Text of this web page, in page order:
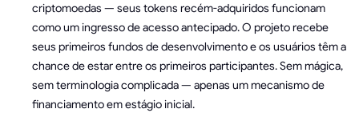
criptomoedas — seus tokens recém-adquiridos funcionam
como um ingresso de acesso antecipado. O projeto recebe
seus primeiros fundos de desenvolvimento e os usuários têm a
chance de estar entre os primeiros participantes. Sem mágica,
sem terminologia complicada — apenas um mecanismo de
financiamento em estágio inicial.